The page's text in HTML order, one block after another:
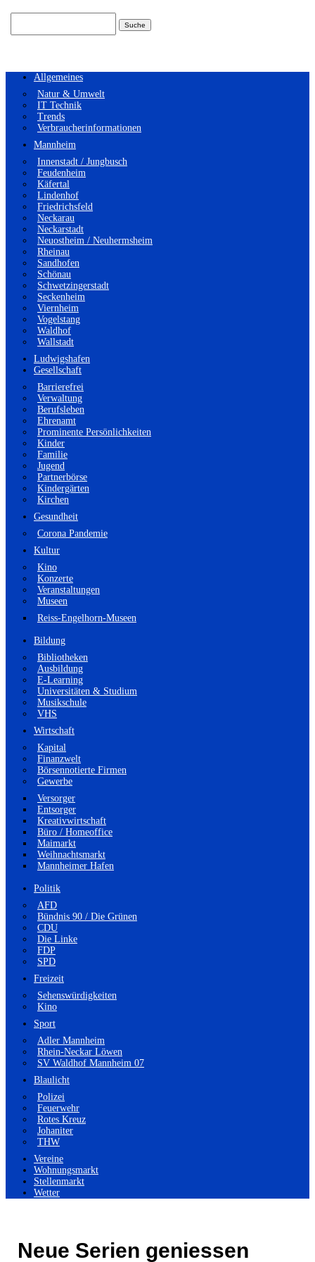
Allgemeines
Natur & Umwelt
IT Technik
Trends
Verbraucherinformationen
Mannheim
Innenstadt / Jungbusch
Feudenheim
Käfertal
Lindenhof
Friedrichsfeld
Neckarau
Neckarstadt
Neuostheim / Neuhermsheim
Rheinau
Sandhofen
Schönau
Schwetzingerstadt
Seckenheim
Viernheim
Vogelstang
Waldhof
Wallstadt
Ludwigshafen
Gesellschaft
Barrierefrei
Verwaltung
Berufsleben
Ehrenamt
Prominente Persönlichkeiten
Kinder
Familie
Jugend
Partnerbörse
Kindergärten
Kirchen
Gesundheit
Corona Pandemie
Kultur
Kino
Konzerte
Veranstaltungen
Museen
Reiss-Engelhorn-Museen
Bildung
Bibliotheken
Ausbildung
E-Learning
Universitäten & Studium
Musikschule
VHS
Wirtschaft
Kapital
Finanzwelt
Börsennotierte Firmen
Gewerbe
Versorger
Entsorger
Kreativwirtschaft
Büro / Homeoffice
Maimarkt
Weihnachtsmarkt
Mannheimer Hafen
Politik
AFD
Bündnis 90 / Die Grünen
CDU
Die Linke
FDP
SPD
Freizeit
Sehenswürdigkeiten
Kino
Sport
Adler Mannheim
Rhein-Neckar Löwen
SV Waldhof Mannheim 07
Blaulicht
Polizei
Feuerwehr
Rotes Kreuz
Johaniter
THW
Vereine
Wohnungsmarkt
Stellenmarkt
Wetter
Neue Serien geniessen